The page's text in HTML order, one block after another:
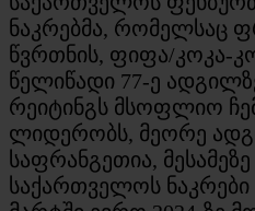
ნაკრებმა, რომელსაც
წვრთნის, ფიფა/კოკა-
წელიწადი 77-ე
რეიტინგს მსოფლიო
ლიდერობს, მეორე
საფრანგეთია,
საქართველოს